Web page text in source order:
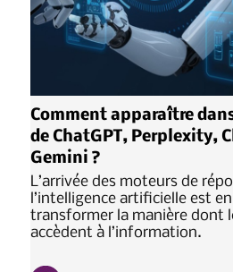
Comment apparaître
de ChatGPT, Perplexity,
Gemini ?
L’arrivée des moteurs de
l’intelligence artificielle est
transformer la manière dont
accèdent à l’information.